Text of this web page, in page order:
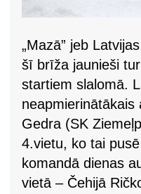
„Mazā” jeb
šī brīža jaunieši
startiem slalomā.
Gedra (SK
4.vietu, ko tai
komandā dienas
vietā – Čehijā